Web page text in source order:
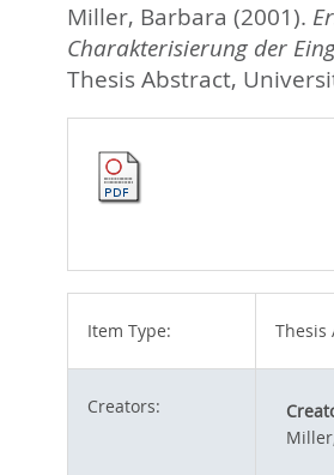
hier:
Miller, Barbara (2001).
Charakterisierung der
Thesis Abstract,
Item Type: Thesis
Creators: